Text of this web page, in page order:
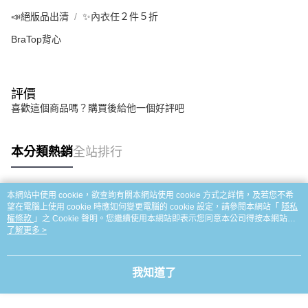
📣絕版品出清 ✨內衣任２件５折
BraTop背心
評價
喜歡這個商品嗎？購買後給他一個好評吧
本分類熱銷全站排行
熱門標籤
本網站中使用 cookie，欲查詢有關本網站使用 cookie 方式之詳情，及若您不希
望在電腦上使用 cookie 時應如何變更電腦的 cookie 設定，請參閱本網站「 隱私
權條款 」之 Cookie 聲明。您繼續使用本網站即表示您同意本公司得按本網站使
用條款之 Cookie 聲明使用 cookie。
了解更多 >
我知道了